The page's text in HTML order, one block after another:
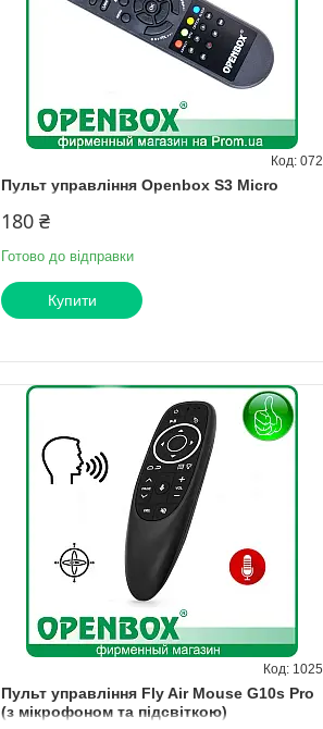
Пульт управління Openbox S3 Micro
072
180 ₴
Готово до відправки
Купити
Пульт управління Fly Air Mouse G10s Pro
(з мікрофоном та підсвіткою)
1025